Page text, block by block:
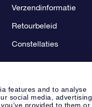
features and to analyse
social media, advertising
provided to them or
Verzendinformatie
Retourbeleid
Constellaties